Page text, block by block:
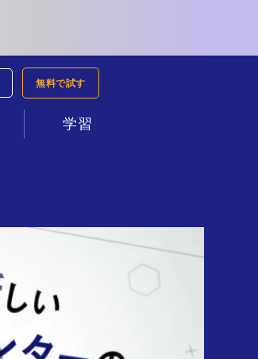
無料で試す
学習